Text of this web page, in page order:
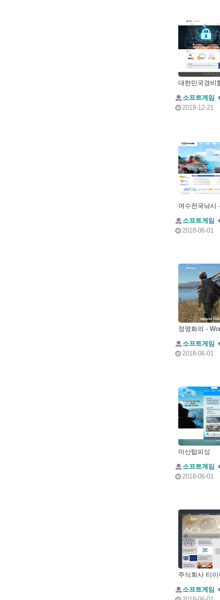
소프트게임
2019-12-21
소프트게임
2018-06-01
소프트게임
2018-06-01
마산탑피싱
소프트게임
2018-06-01
소프트게임